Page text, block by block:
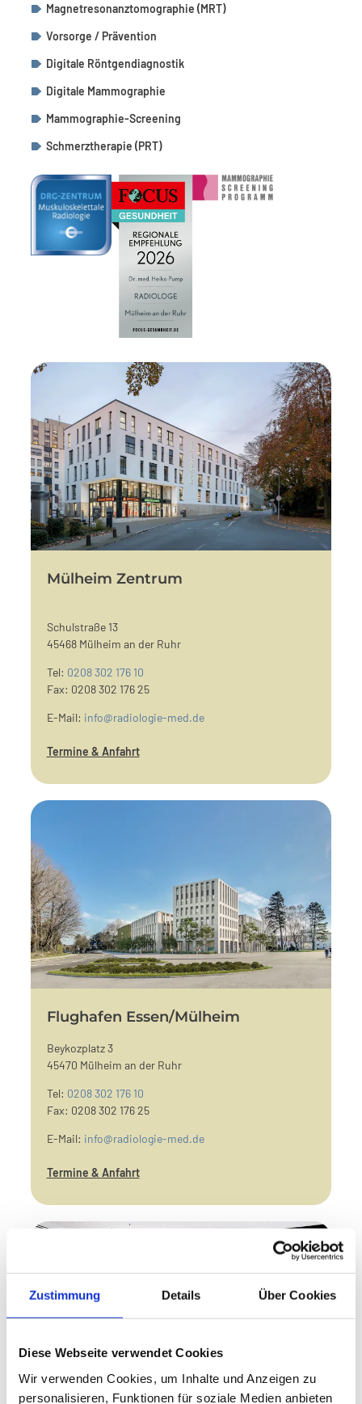
Zustimmung Details Über Cookies
Diese Webseite verwendet Cookies
Wir verwenden Cookies, um Inhalte und Anzeigen zu
personalisieren, Funktionen für soziale Medien anbieten
Magnetresonanztomographie (MRT)
Vorsorge / Prävention
Digitale Röntgendiagnostik
Digitale Mammographie
Mammographie-Screening
Schmerztherapie (PRT)
Mülheim Zentrum
Schulstraße 13
45468 Mülheim an der Ruhr
Tel: 0208 302 176 10
Fax: 0208 302 176 25
E-Mail: info@radiologie-med.de
Termine & Anfahrt
Flughafen Essen/Mülheim
Beykozplatz 3
45470 Mülheim an der Ruhr
Tel: 0208 302 176 10
Fax: 0208 302 176 25
E-Mail: info@radiologie-med.de
Termine & Anfahrt